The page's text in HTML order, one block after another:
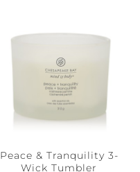
Peace & Tranquility 3-
Wick Tumbler